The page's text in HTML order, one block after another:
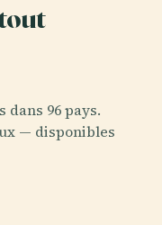
dans 96 pays.
— disponibles